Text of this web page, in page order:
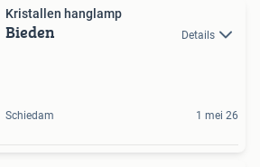
Kristallen hanglamp
Bieden Details
Schiedam 1 mei 26